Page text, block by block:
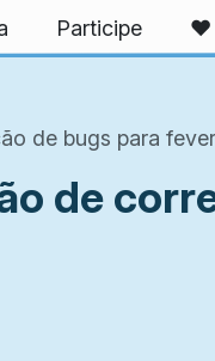
Participe ❤️
de bugs para
de